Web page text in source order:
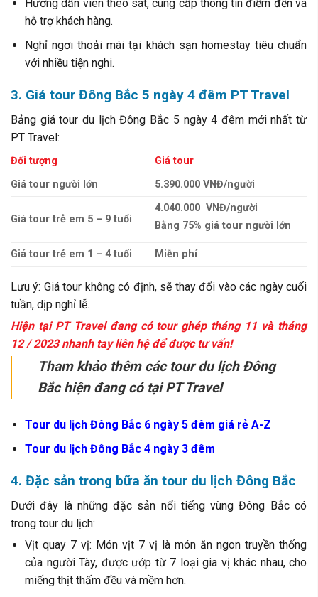
Hướng dẫn viên theo sát, cung cấp thông tin điểm đến và
hỗ trợ khách hàng.
Nghỉ ngơi thoải mái tại khách sạn homestay tiêu chuẩn
với nhiều tiện nghi.
3. Giá tour Đông Bắc 5 ngày 4 đêm PT Travel
Bảng giá tour du lịch Đông Bắc 5 ngày 4 đêm mới nhất từ
PT Travel:
Đối tượng
Giá tour
Giá tour người lớn
5.390.000 VNĐ/người
Giá tour trẻ em 5 – 9 tuổi
4.040.000 VNĐ/người
Bằng 75% giá tour người lớn
Giá tour trẻ em 1 – 4 tuổi Miễn phí
Lưu ý: Giá tour không có định, sẽ thay đổi vào các ngày cuối
tuần, dịp nghỉ lễ.
Hiện tại PT Travel đang có tour ghép tháng 11 và tháng
12 / 2023 nhanh tay liên hệ để được tư vấn!
Tham khảo thêm các tour du lịch Đông
Bắc hiện đang có tại PT Travel
Tour du lịch Đông Bắc 6 ngày 5 đêm giá rẻ A-Z
Tour du lịch Đông Bắc 4 ngày 3 đêm
4. Đặc sản trong bữa ăn tour du lịch Đông Bắc
Dưới đây là những đặc sản nổi tiếng vùng Đông Bắc có
trong tour du lịch:
Vịt quay 7 vị: Món vịt 7 vị là món ăn ngon truyền thống
của người Tày, được ướp từ 7 loại gia vị khác nhau, cho
miếng thịt thấm đều và mềm hơn.